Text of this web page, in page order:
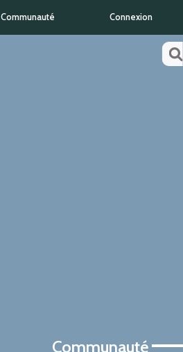
Communauté
Communauté Connexion